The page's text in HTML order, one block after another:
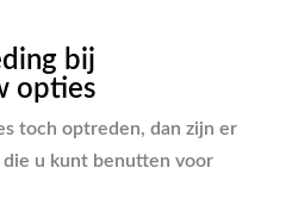
bij
opties
toch optreden, dan zijn er
u kunt benutten voor